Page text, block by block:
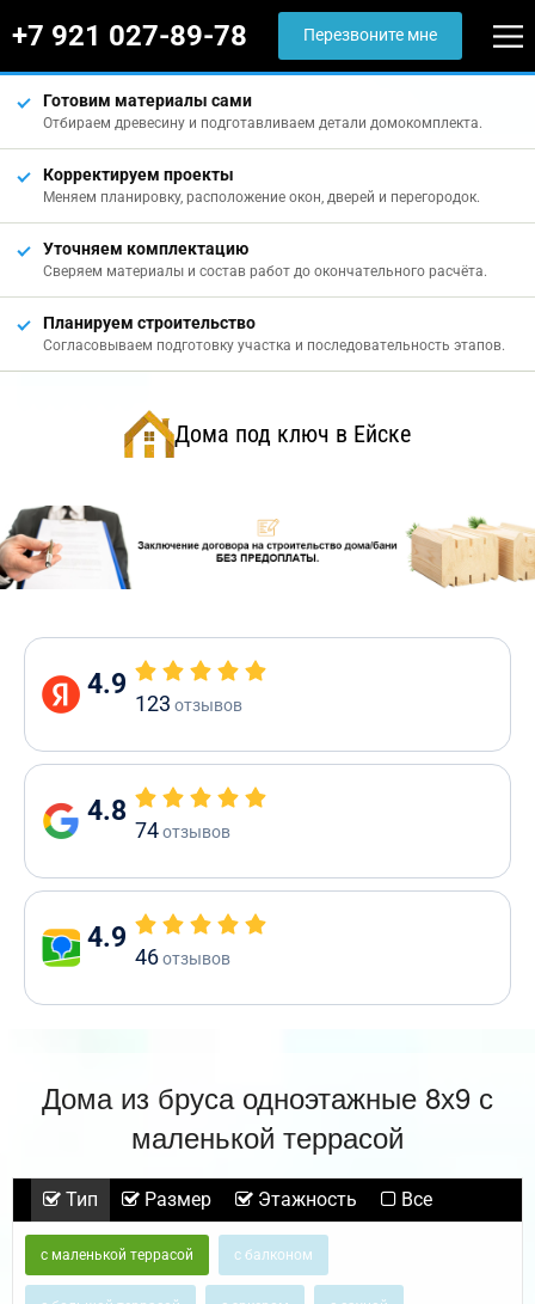
+7 921 027-89-78 Перезвоните мне
Готовим материалы сами
Отбираем древесину и подготавливаем детали домокомплекта.
Корректируем проекты
Меняем планировку, расположение окон, дверей и перегородок.
Уточняем комплектацию
Сверяем материалы и состав работ до окончательного расчёта.
Планируем строительство
Согласовываем подготовку участка и последовательность этапов.
Дома под ключ в Ейске
4.9
123 отзывов
4.8
74отзывов
4.9
46отзывов
Дома из бруса одноэтажные 8х9 с
маленькой террасой
Тип Размер Этажность Все
с маленькой террасой с балконом